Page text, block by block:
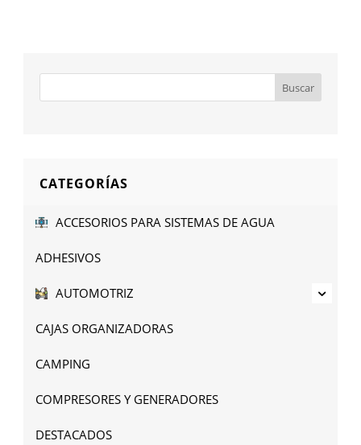
CATEGORÍAS
ACCESORIOS PARA SISTEMAS DE AGUA
ADHESIVOS
AUTOMOTRIZ
CAJAS ORGANIZADORAS
CAMPING
COMPRESORES Y GENERADORES
DESTACADOS